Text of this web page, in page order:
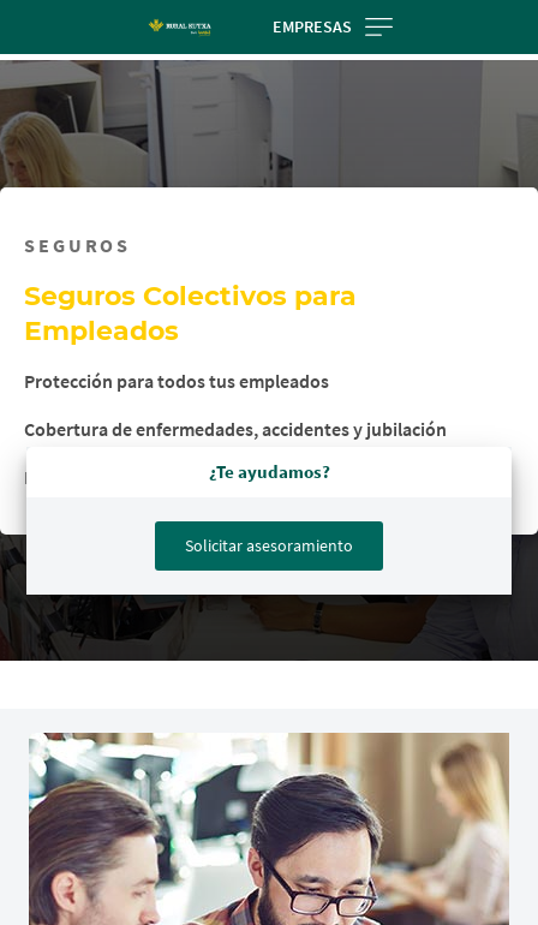
Skip
contentt
EMPRESAS
SEGUROS
Seguros Colectivos para
Empleados
Protección para todos tus empleados
Cobertura de enfermedades, accidentes y jubilación
Para empresas y autónomos con trabajadores a su cargo
¿Te ayudamos?
Solicitar asesoramiento